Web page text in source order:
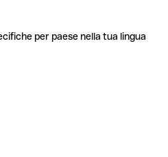
per paese nella tua lingua